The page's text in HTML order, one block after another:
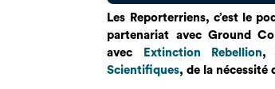
Les Reporterriens, c’est le
partenariat avec Ground
avec
Extinction Rebellion,
Scientifiques, de la nécessité